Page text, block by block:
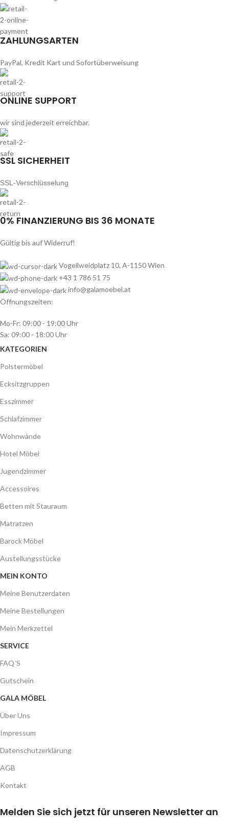
ZAHLUNGSARTEN
PayPal, Kredit Kart und Sofortüberweisung
ONLINE SUPPORT
wir sind jederzeit erreichbar.
SSL SICHERHEIT
SSL-Verschlüsselung
0% FINANZIERUNG BIS 36 MONATE
Gültig bis auf Widerruf!
Vogeilweidplatz 10, A-1150 Wien
+43 1 786 51 75
info@galamoebel.at
Öffnungszeiten:
Mo-Fr: 09:00 - 19:00 Uhr
Sa: 09:00 - 18:00 Uhr
KATEGORIEN
Polstermöbel
Ecksitzgruppen
Esszimmer
Schlafzimmer
Wohnwände
Hotel Möbel
Jugendzimmer
Accessoires
Betten mit Stauraum
Matratzen
Barock Möbel
Austellungsstücke
MEIN KONTO
Meine Benutzerdaten
Meine Bestellungen
Mein Merkzettel
SERVICE
FAQ´S
Gutschein
GALA MÖBEL
Über Uns
Impressum
Datenschutzerklärung
AGB
Kontakt
Melden Sie sich jetzt für unseren Newsletter an